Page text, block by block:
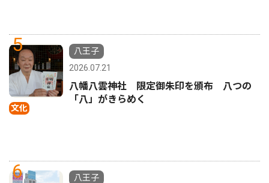
5
文化
八王子
2026.07.21
八幡八雲神社 限定御朱印を頒布 八つの
「八」がきらめく
6
八王子